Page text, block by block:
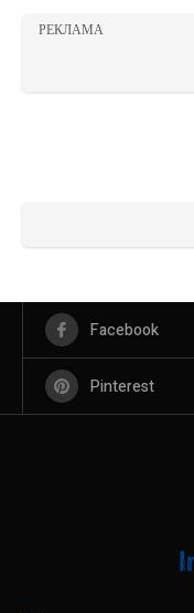
РЕКЛАМА
Facebook
Pinterest